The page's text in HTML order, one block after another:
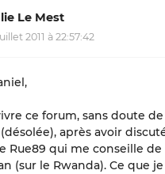
Le Mest
2011 à 22:57:42
ce forum, sans doute
après avoir
Rue89 qui me conseille de
(sur le Rwanda). Ce que